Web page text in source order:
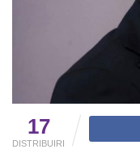
17
DISTRIBUIRI